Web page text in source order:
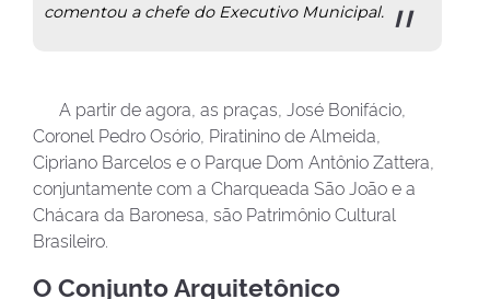
comentou a chefe do Executivo Municipal.
A partir de agora, as praças, José Bonifácio,
Coronel Pedro Osório, Piratinino de Almeida,
Cipriano Barcelos e o Parque Dom Antônio Zattera,
conjuntamente com a Charqueada São João e a
Chácara da Baronesa, são Patrimônio Cultural
Brasileiro.
O Conjunto Arquitetônico